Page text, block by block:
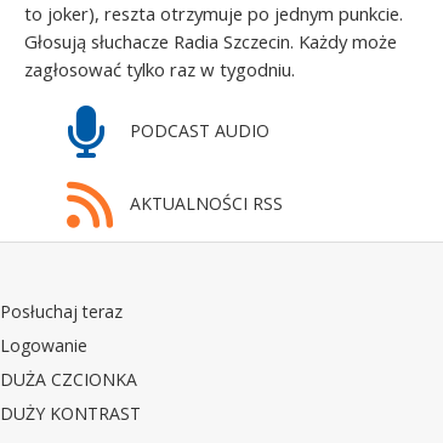
to joker), reszta otrzymuje po jednym punkcie.
Głosują słuchacze Radia Szczecin. Każdy może
zagłosować tylko raz w tygodniu.
PODCAST AUDIO
AKTUALNOŚCI RSS
Posłuchaj teraz
Logowanie
DUŻA CZCIONKA
DUŻY KONTRAST